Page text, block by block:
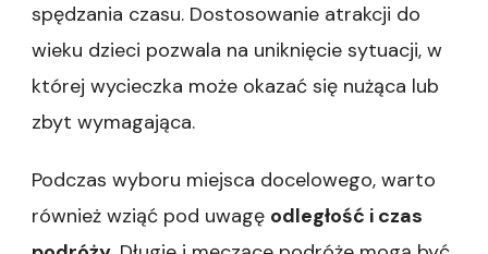
spędzania czasu. Dostosowanie atrakcji do
wieku dzieci pozwala na uniknięcie sytuacji, w
której wycieczka może okazać się nużąca lub
zbyt wymagająca.
Podczas wyboru miejsca docelowego, warto
również wziąć pod uwagę odległość i czas